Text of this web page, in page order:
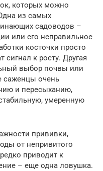
которых можно
из самых
садоводов –
или его неправильное
косточки просто
сигнал к росту. Другая
выбор почвы или
саженцы очень
и пересыханию,
умеренную
прививки,
от непривитого
приводит к
– еще одна ловушка.